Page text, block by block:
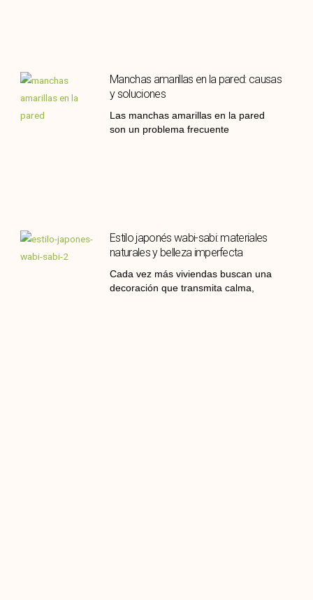
Manchas amarillas en la pared: causas
y soluciones
Las manchas amarillas en la pared
son un problema frecuente
Estilo japonés wabi-sabi: materiales
naturales y belleza imperfecta
Cada vez más viviendas buscan una
decoración que transmita calma,